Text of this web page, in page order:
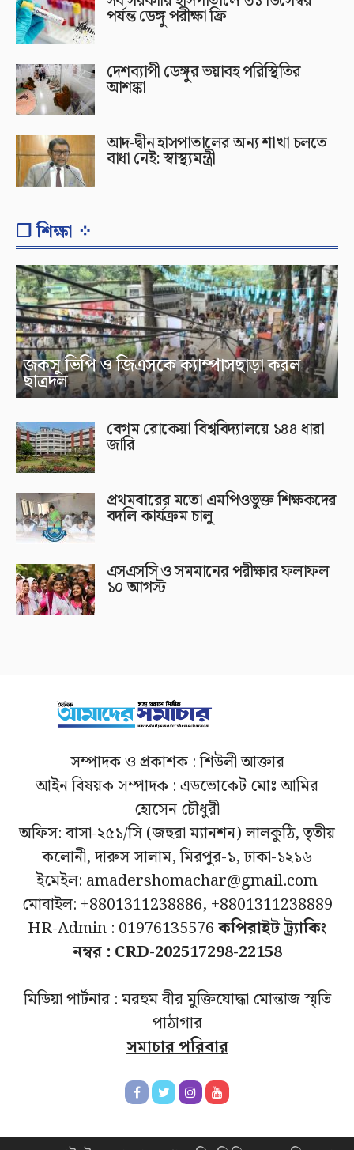
পর্যন্ত ডেঙ্গু পরীক্ষা ফ্রি
দেশব্যাপী ডেঙ্গুর ভয়াবহ পরিস্থিতির
আশঙ্কা
আদ-দ্বীন হাসপাতালের অন্য শাখা চলতে
বাধা নেই: স্বাস্থ্যমন্ত্রী
❐ শিক্ষা ⁘
জকসু ভিপি ও জিএসকে ক্যাম্পাসছাড়া করল
ছাত্রদল
বেগম রোকেয়া বিশ্ববিদ্যালয়ে ১৪৪ ধারা
জারি
প্রথমবারের মতো এমপিওভুক্ত শিক্ষকদের
বদলি কার্যক্রম চালু
এসএসসি ও সমমানের পরীক্ষার ফলাফল
১০ আগস্ট
সম্পাদক ও প্রকাশক : শিউলী আক্তার
আইন বিষয়ক সম্পাদক : এডভোকেট মোঃ আমির
হোসেন চৌধুরী
অফিস: বাসা-২৫১/সি (জহুরা ম্যানশন) লালকুঠি, তৃতীয়
কলোনী, দারুস সালাম, মিরপুর-১, ঢাকা-১২১৬
ইমেইল: amadershomachar@gmail.com
মোবাইল: +8801311238886, +8801311238889
HR-Admin : 01976135576কপিরাইট ট্র্যাকিং
নম্বর : CRD-202517298-22158
মিডিয়া পার্টনার : মরহুম বীর মুক্তিযোদ্ধা মোন্তাজ স্মৃতি
পাঠাগার
সমাচার পরিবার